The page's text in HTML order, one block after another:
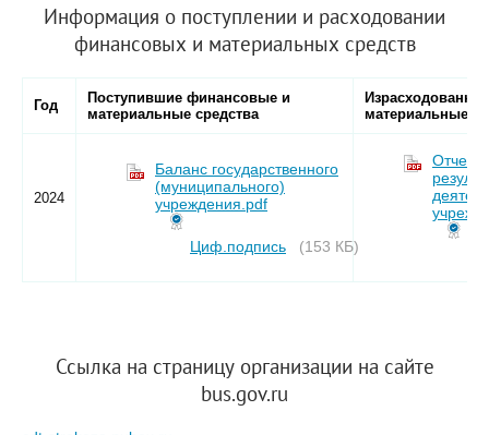
Информация о поступлении и расходовании
финансовых и материальных средств
Год
Поступившие финансовые и
материальные средства
материальные
2024
Баланс государственного
(муниципального)
учреждения.pdf
Циф.подпись (153 КБ)
Отчет
Ccылка на страницу организации на сайте
bus.gov.ru